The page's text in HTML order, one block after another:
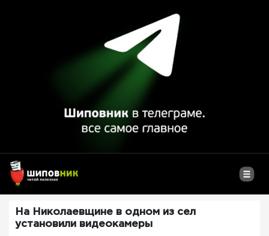
На Николаевщине в одном из сел
установили видеокамеры